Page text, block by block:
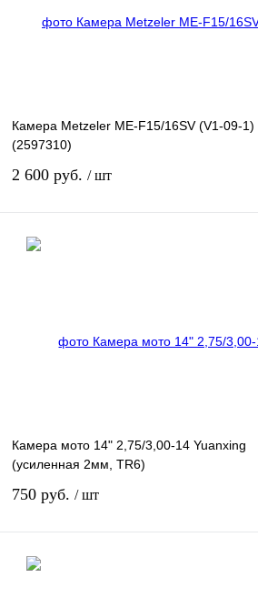
Камера Metzeler ME-F15/16SV (V1-09-1)
(2597310)
2 600 руб. / шт
наличии
Камера мото 14" 2,75/3,00-14 Yuanxing
(усиленная 2мм, TR6)
750 руб. / шт